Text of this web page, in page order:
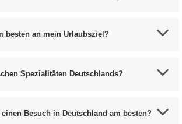
besten an mein Urlaubsziel?
Spezialitäten Deutschlands?
Besuch in Deutschland am besten?